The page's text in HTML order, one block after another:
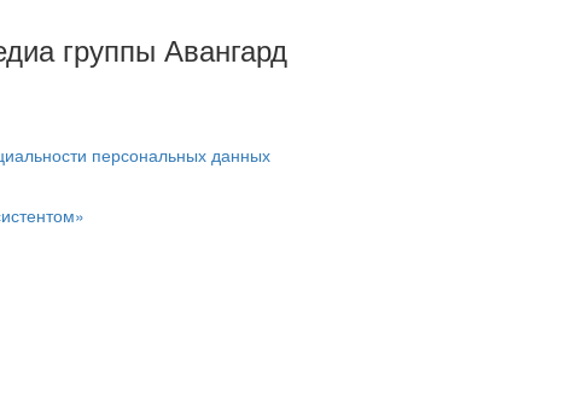
группы Авангард
персональных данных